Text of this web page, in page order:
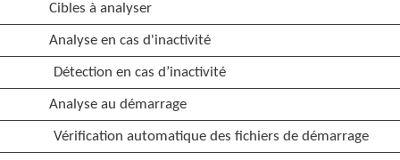
Cibles à analyser
Analyse en cas d'inactivité
Détection en cas d’inactivité
Analyse au démarrage
Vérification automatique des fichiers de démarrage